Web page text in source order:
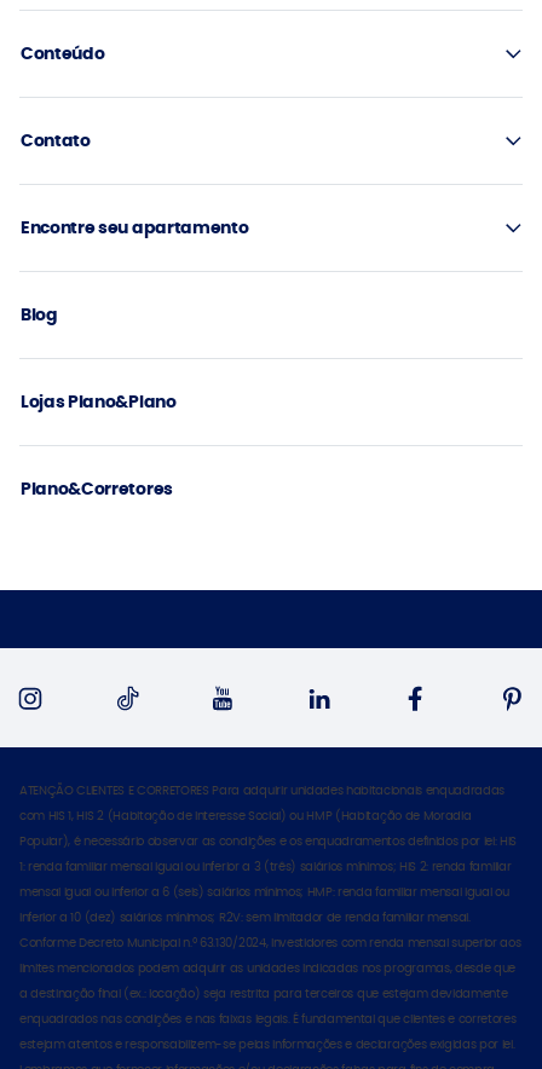
Conteúdo
Contato
Encontre seu apartamento
Blog
Lojas Plano&Plano
Plano&Corretores
ATENÇÃO CLIENTES E CORRETORES Para adquirir unidades habitacionais enquadradas
com HIS 1, HIS 2 (Habitação de Interesse Social) ou HMP (Habitação de Moradia
Popular), é necessário observar as condições e os enquadramentos definidos por lei: HIS
1: renda familiar mensal igual ou inferior a 3 (três) salários mínimos; HIS 2: renda familiar
mensal igual ou inferior a 6 (seis) salários mínimos; HMP: renda familiar mensal igual ou
inferior a 10 (dez) salários mínimos; R2V: sem limitador de renda familiar mensal.
Conforme Decreto Municipal n.º 63.130/2024, investidores com renda mensal superior aos
limites mencionados podem adquirir as unidades indicadas nos programas, desde que
a destinação final (ex.: locação) seja restrita para terceiros que estejam devidamente
enquadrados nas condições e nas faixas legais. É fundamental que clientes e corretores
estejam atentos e responsabilizem-se pelas informações e declarações exigidas por lei.